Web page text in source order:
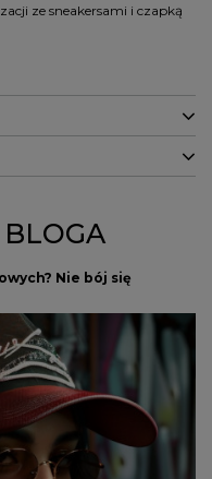
ze sneakersami i czapką
etykietNie bój się